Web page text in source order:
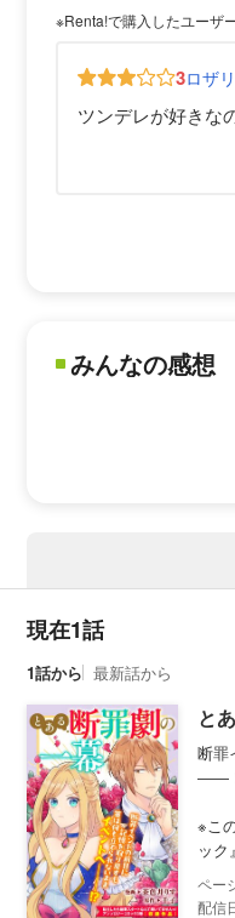
※Renta!で購入したユーザ
3ロザ
ツンデレが好きな
みんなの感想
現在1話
1話から 最新話から
と
断罪
――
※こ
ック
配信